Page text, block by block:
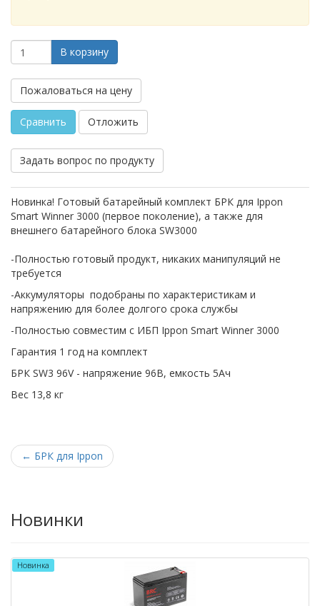
В корзину
Пожаловаться на цену
Сравнить Отложить
Задать вопрос по продукту
Новинка! Готовый батарейный комплект БРК для Ippon
Smart Winner 3000 (первое поколение), а также для
внешнего батарейного блока SW3000
-Полностью готовый продукт, никаких манипуляций не
требуется
-Аккумуляторы подобраны по характеристикам и
напряжению для более долгого срока службы
-Полностью совместим с ИБП Ippon Smart Winner 3000
Гарантия 1 год на комплект
БРК SW3 96V - напряжение 96В, емкость 5Ач
Вес 13,8 кг
← БРК для Ippon
Новинки
Новинка